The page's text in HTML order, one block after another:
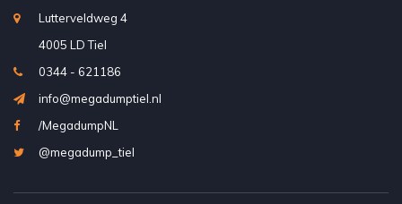
Lutterveldweg 4
4005 LD Tiel
0344 - 621186
info@megadumptiel.nl
/MegadumpNL
@megadump_tiel